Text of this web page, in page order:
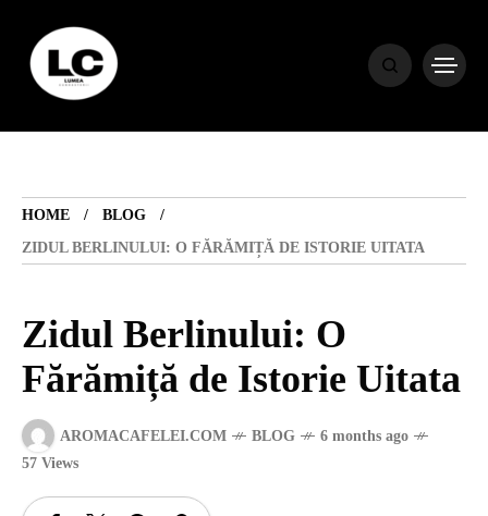
HOME
BLOG
ZIDUL BERLINULUI: O FĂRĂMIȚĂ DE ISTORIE UITATA
Zidul Berlinului: O
Fărămiță de Istorie Uitata
AROMACAFELEI.COM BLOG
6 months ago
57 Views
HOME
BLOG
HOROSCOP
ENGLISH
CONTENT
TRAVEL